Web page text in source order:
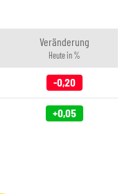
Veränderung
Heute in %
-0,20
+0,05